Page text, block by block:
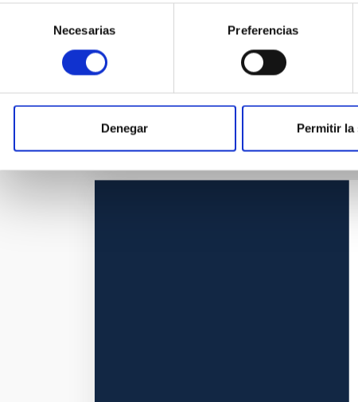
consentimiento
Necesarias Preferencias
Denegar Permitir la